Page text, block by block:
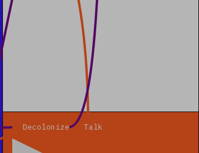
Decolonize Talk